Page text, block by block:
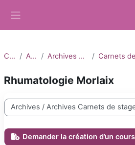
Cursos Archives Archives Carnets de stage
Rhumatologie Morlaix
Demander la création d’un cours